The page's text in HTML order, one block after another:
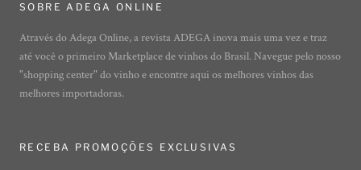
SOBRE ADEGA ONLINE
Através do Adega Online, a revista ADEGA inova mais uma vez e traz
até você o primeiro Marketplace de vinhos do Brasil. Navegue pelo nosso
"shopping center" do vinho e encontre aqui os melhores vinhos das
melhores importadoras.
RECEBA PROMOÇÕES EXCLUSIVAS